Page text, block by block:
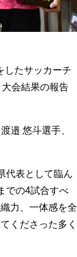
したサッカーチ
会結果の報告
邉 悠斗選手、
代表として臨ん
での4試合すべ
力、一体感を全
くださった多く